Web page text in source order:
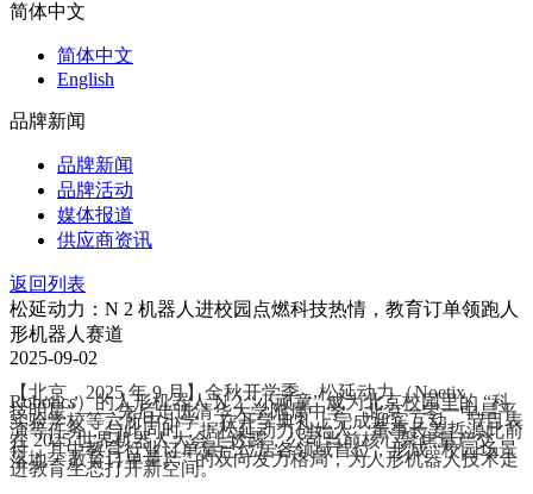
简体中文
简体中文
English
品牌新闻
品牌新闻
品牌活动
媒体报道
供应商资讯
返回列表
松延动力：N 2 机器人进校园点燃科技热情，教育订单领跑人
形机器人赛道
2025-09-02
【北京，2025 年 9 月】金秋开学季，松延动力（Noetix
Robotics）的人形机器人 N 2 “小顽童” 成为北京校园里的 “科
技明星”—— 先后走进清华大学附属中学、北京一零一中昌平
实验学校等六所中小学，在开学典礼上完成迎宾互动、节目表
演等任务；与此同时，据松延动力创始人、董事长姜哲源此前
在 2025 世界机器人大会上透露，公司当前核心聚焦量产交
付，其中教育行业订单量已位居各领域首位，形成 “校园场景
落地 + 教育订单量产” 的双向发力格局，为人形机器人技术走
进教育生态打开新空间。